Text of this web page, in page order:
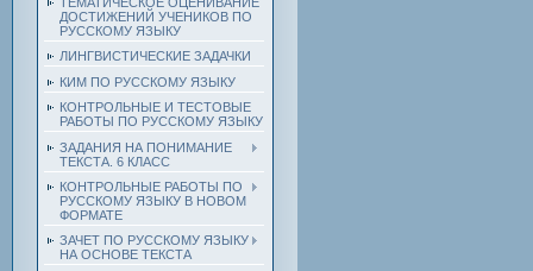
ДОСТИЖЕНИЙ УЧЕНИКОВ ПО
РУССКОМУ ЯЗЫКУ
ЛИНГВИСТИЧЕСКИЕ ЗАДАЧКИ
КИМ ПО РУССКОМУ ЯЗЫКУ
КОНТРОЛЬНЫЕ И ТЕСТОВЫЕ
РАБОТЫ ПО РУССКОМУ ЯЗЫКУ
ЗАДАНИЯ НА ПОНИМАНИЕ
ТЕКСТА. 6 КЛАСС
КОНТРОЛЬНЫЕ РАБОТЫ ПО
РУССКОМУ ЯЗЫКУ В НОВОМ
ФОРМАТЕ
ЗАЧЕТ ПО РУССКОМУ ЯЗЫКУ
НА ОСНОВЕ ТЕКСТА